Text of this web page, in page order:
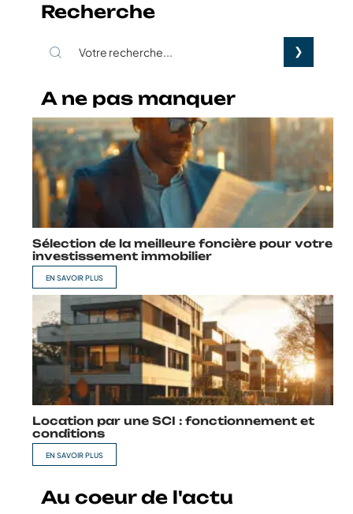
Recherche
A ne pas manquer
Sélection de la meilleure foncière pour votre
investissement immobilier
EN SAVOIR PLUS
Location par une SCI : fonctionnement et
conditions
EN SAVOIR PLUS
Au coeur de l'actu